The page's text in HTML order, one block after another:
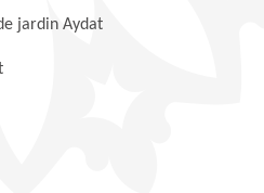
jardin Aydat